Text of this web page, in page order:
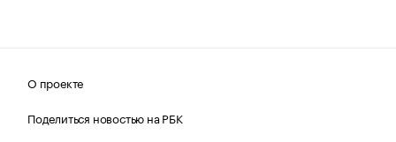
О проекте
Поделиться новостью на РБК